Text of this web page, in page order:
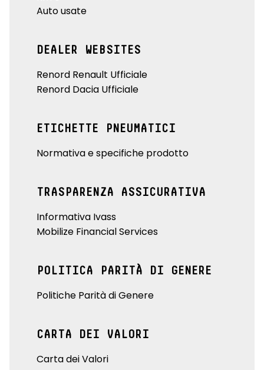
Auto usate
DEALER WEBSITES
Renord Renault Ufficiale
Renord Dacia Ufficiale
ETICHETTE PNEUMATICI
Normativa e specifiche prodotto
TRASPARENZA ASSICURATIVA
Informativa Ivass
Mobilize Financial Services
POLITICA PARITÀ DI GENERE
Politiche Parità di Genere
CARTA DEI VALORI
Carta dei Valori